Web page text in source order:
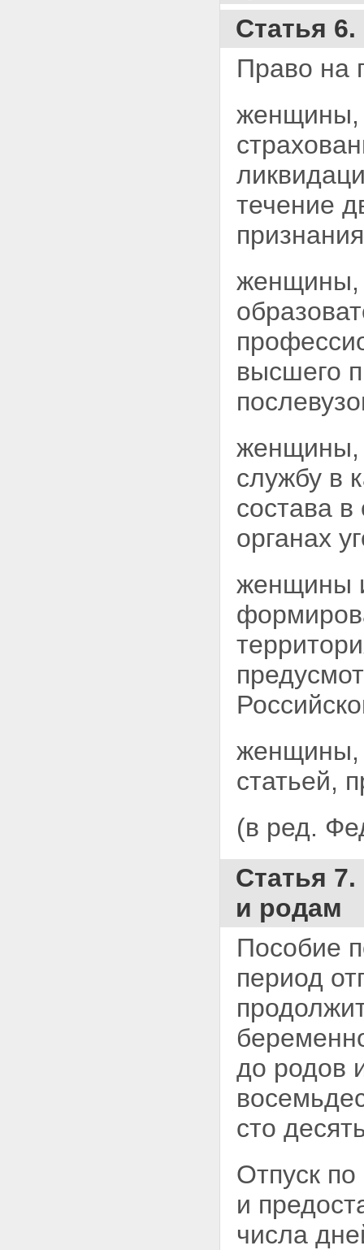
Статья
Право на
женщины,
течение
женщины,
высшего
женщины,
службу в
состава
органах
женщины
женщины,
статьей,
(в ред.
Статья
и родам
Пособие
период
до родов
сто
Отпуск
и
числа